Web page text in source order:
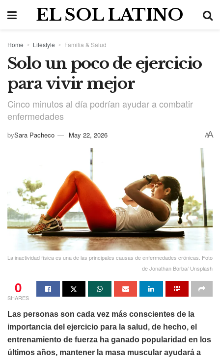
EL SOL LATINO
Home Lifestyle Familia & Salud
Solo un poco de ejercicio
para vivir mejor
Cinco minutos al día podrían ayudar a combatir
enfermedades
bySara Pacheco May 22, 2026 AA
La inactividad física es una de las principales causas de enfermedades crónicas. Foto
de Jonathan Borba/ Unsplash
0
SHARES
Las personas son cada vez más conscientes de la
importancia del ejercicio para la salud, de hecho, el
entrenamiento de fuerza ha ganado popularidad en los
últimos años, mantener la masa muscular ayudará a